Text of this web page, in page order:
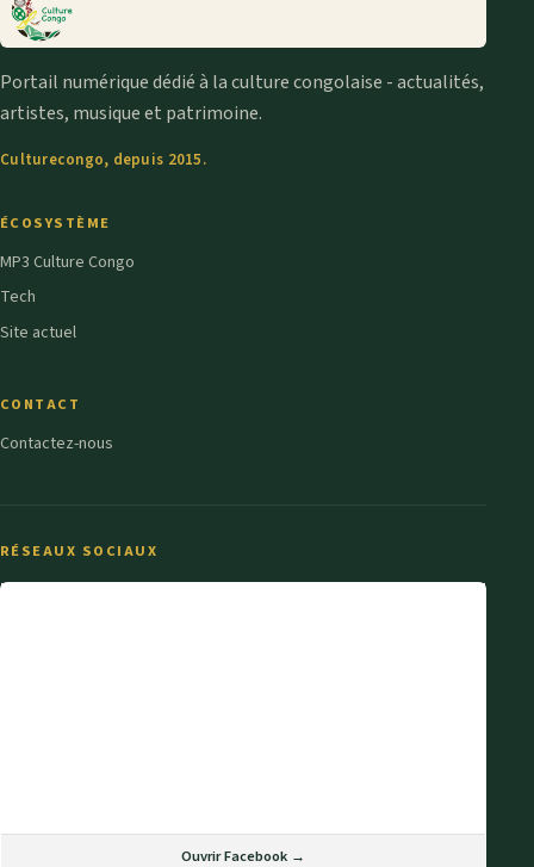
Portail numérique dédié à la culture congolaise - actualités,
artistes, musique et patrimoine.
Culturecongo, depuis 2015.
ÉCOSYSTÈME
MP3 Culture Congo
Tech
Site actuel
CONTACT
Contactez-nous
RÉSEAUX SOCIAUX
Ouvrir Facebook →